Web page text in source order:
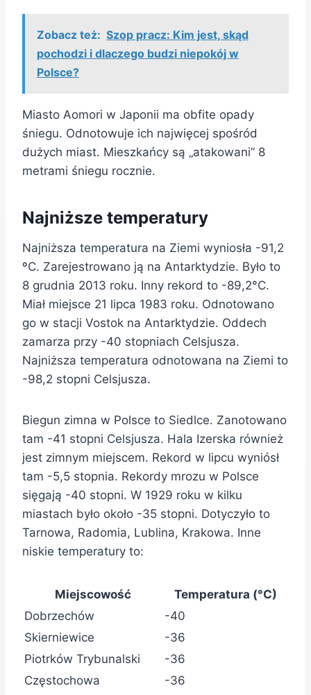
Zobacz też: Szop pracz: Kim jest, skąd
pochodzi i dlaczego budzi niepokój w
Polsce?
Miasto Aomori w Japonii ma obfite opady
śniegu. Odnotowuje ich najwięcej spośród
dużych miast. Mieszkańcy są „atakowani” 8
metrami śniegu rocznie.
Najniższe temperatury
Najniższa temperatura na Ziemi wyniosła -91,2
ºC. Zarejestrowano ją na Antarktydzie. Było to
8 grudnia 2013 roku. Inny rekord to -89,2°C.
Miał miejsce 21 lipca 1983 roku. Odnotowano
go w stacji Vostok na Antarktydzie. Oddech
zamarza przy -40 stopniach Celsjusza.
Najniższa temperatura odnotowana na Ziemi to
-98,2 stopni Celsjusza.
Biegun zimna w Polsce to Siedlce. Zanotowano
tam -41 stopni Celsjusza. Hala Izerska również
jest zimnym miejscem. Rekord w lipcu wyniósł
tam -5,5 stopnia. Rekordy mrozu w Polsce
sięgają -40 stopni. W 1929 roku w kilku
miastach było około -35 stopni. Dotyczyło to
Tarnowa, Radomia, Lublina, Krakowa. Inne
niskie temperatury to:
Miejscowość
Temperatura (°C)
Dobrzechów
-40
Skierniewice
-36
Piotrków Trybunalski
-36
Częstochowa
-36